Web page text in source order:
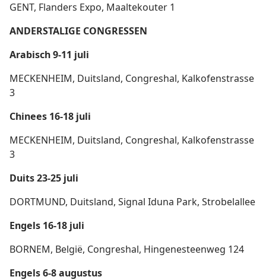
GENT, Flanders Expo, Maaltekouter 1
ANDERSTALIGE CONGRESSEN
Arabisch 9-11 juli
MECKENHEIM, Duitsland, Congreshal, Kalkofenstrasse
3
Chinees 16-18 juli
MECKENHEIM, Duitsland, Congreshal, Kalkofenstrasse
3
Duits 23-25 juli
DORTMUND, Duitsland, Signal Iduna Park, Strobelallee
Engels 16-18 juli
BORNEM, België, Congreshal, Hingenesteenweg 124
Engels 6-8 augustus